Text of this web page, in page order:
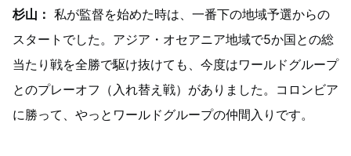
杉山： 私が監督を始めた時は、一番下の地域予選からの
スタートでした。アジア・オセアニア地域で5か国との総
当たり戦を全勝で駆け抜けても、今度はワールドグループ
とのプレーオフ（入れ替え戦）がありました。コロンビア
に勝って、やっとワールドグループの仲間入りです。